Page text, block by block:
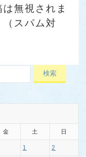
無視されま
スパム対
金 土 日
1 2